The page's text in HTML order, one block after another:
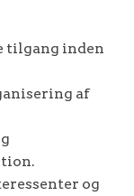
tilgang inden
af
og